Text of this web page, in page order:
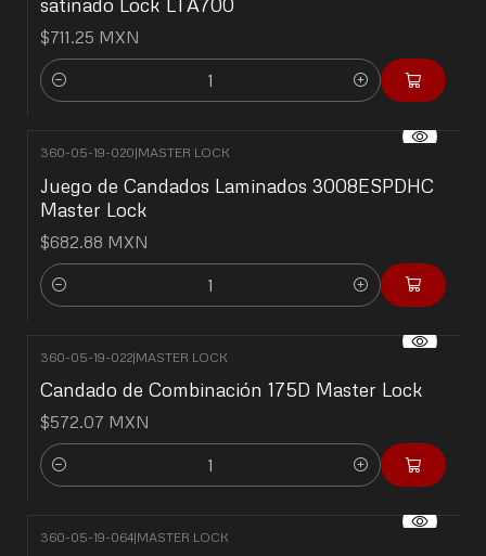
$711.25 MXN
Cantidad
360-05-19-020|MASTER LOCK
Juego de Candados Laminados 3008ESPDHC
Master Lock
$682.88 MXN
Cantidad
360-05-19-022|MASTER LOCK
Candado de Combinación 175D Master Lock
$572.07 MXN
Cantidad
360-05-19-064|MASTER LOCK